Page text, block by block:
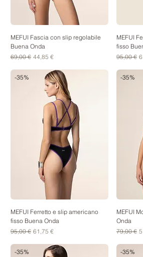
MEFUI Fascia con slip regolabile
Buena Onda
Prezzo regolare
69,00 € Prezzo scontato
44,85 €
MEFUI
fisso
Prezzo
95,00 €
-35%
MEFUI Ferretto e slip americano
fisso Buena Onda
Prezzo regolare
95,00 € Prezzo scontato
61,75 €
-35%
MEFUI
Onda
Prezzo
79,00 €
-35% -35%